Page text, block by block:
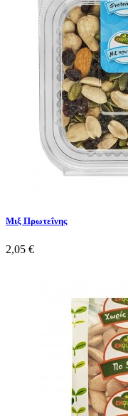
Μιξ Πρωτεΐνης
2,05 €